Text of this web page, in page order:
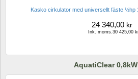
Kasko cirkulator med universellt fäste ½hp
24 340,00 kr
Ink. moms.30 425,00
AquatiClear